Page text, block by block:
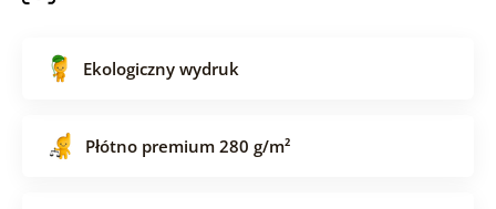
Ekologiczny wydruk
Płótno premium 280 g/m²